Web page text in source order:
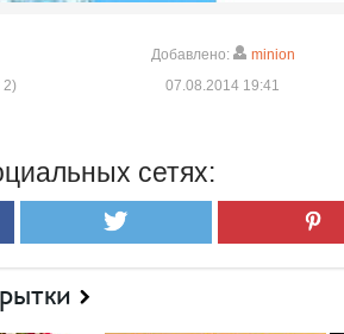
2)
Добавлено:
minion
07.08.2014 19:41
сетях: